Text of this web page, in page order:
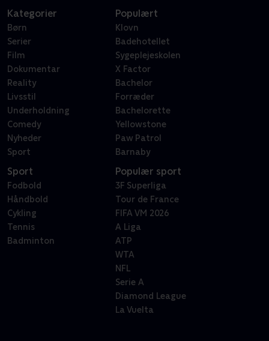
Kategorier
Børn
Serier
Film
Dokumentar
Reality
Livsstil
Underholdning
Comedy
Nyheder
Sport
Populært
Klovn
Badehotellet
Sygeplejeskolen
X Factor
Bachelor
Forræder
Bachelorette
Yellowstone
Paw Patrol
Barnaby
Sport
Fodbold
Håndbold
Cykling
Tennis
Badminton
Populær sport
3F Superliga
Tour de France
FIFA VM 2026
A Liga
ATP
WTA
NFL
Serie A
Diamond League
La Vuelta